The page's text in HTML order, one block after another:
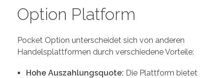
Option Platform
Pocket Option unterscheidet sich von anderen
Handelsplattformen durch verschiedene Vorteile:
Hohe Auszahlungsquote: Die Plattform bietet